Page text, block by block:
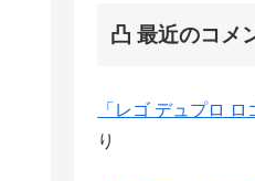
凸 最近のコメ
「レゴ デュプロ
り